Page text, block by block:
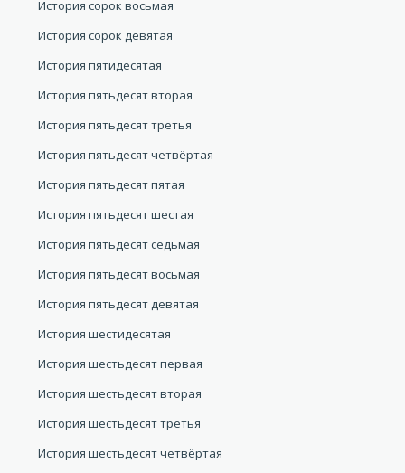
История сорок восьмая
История сорок девятая
История пятидесятая
История пятьдесят вторая
История пятьдесят третья
История пятьдесят четвёртая
История пятьдесят пятая
История пятьдесят шестая
История пятьдесят седьмая
История пятьдесят восьмая
История пятьдесят девятая
История шестидесятая
История шестьдесят первая
История шестьдесят вторая
История шестьдесят третья
История шестьдесят четвёртая